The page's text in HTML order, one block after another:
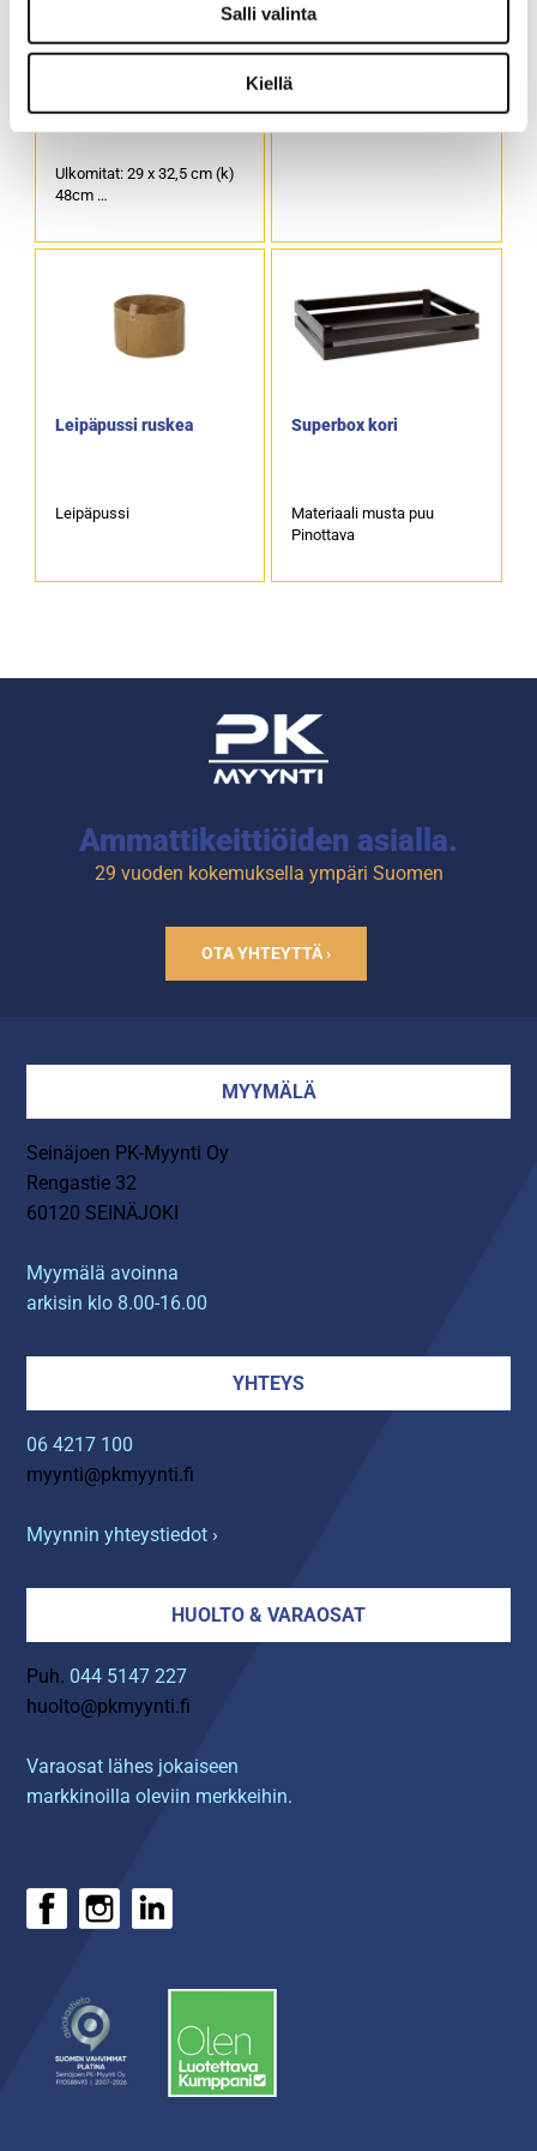
Salli valinta
Kiellä
1/2
Ulkomitat: 29 x 32,5 cm (k)
48cm
Leipäpussi musta
Leipäpussi ruskea
Leipäpussi
Superbox kori
Materiaali musta puu
Pinottava
Ammattikeittiöiden asialla.
29 vuoden kokemuksella ympäri Suomen
OTA YHTEYTTÄ ›
MYYMÄLÄ
Seinäjoen PK-Myynti Oy
Rengastie 32
60120 SEINÄJOKI
Myymälä avoinna
arkisin klo 8.00-16.00
YHTEYS
06 4217 100
myynti@pkmyynti.fi
Myynnin yhteystiedot ›
HUOLTO & VARAOSAT
Puh. 044 5147 227
huolto@pkmyynti.fi
Varaosat lähes jokaiseen
markkinoilla oleviin merkkeihin.